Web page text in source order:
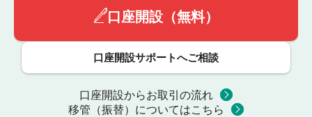
口座開設（無料）
口座開設サポートへご相談
口座開設からお取引の流れ
移管（振替）についてはこちら